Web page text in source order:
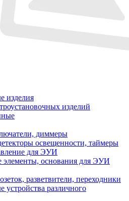
изделия
изделий
диммеры
освещенности, таймеры
для ЭУИ
элементы, основания для ЭУИ
разветвители, переходники
устройства различного